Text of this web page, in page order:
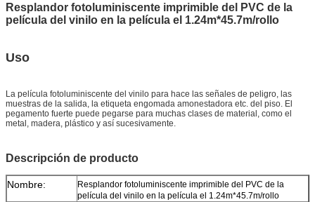
Resplandor fotoluminiscente imprimible del PVC de la
película del vinilo en la película el 1.24m*45.7m/rollo
Uso
La película fotoluminiscente del vinilo para hace las señales de peligro, las
muestras de la salida, la etiqueta engomada amonestadora etc. del piso. El
pegamento fuerte puede pegarse para muchas clases de material, como el
metal, madera, plástico y así sucesivamente.
Descripción de producto
Nombre:
Resplandor fotoluminiscente imprimible del PVC de la
película del vinilo en la película el 1.24m*45.7m/rollo